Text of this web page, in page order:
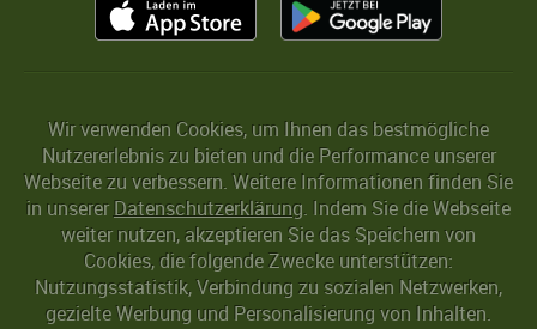
Wir verwenden Cookies, um Ihnen das bestmögliche
Nutzererlebnis zu bieten und die Performance unserer
Webseite zu verbessern. Weitere Informationen finden Sie
in unserer Datenschutzerklärung. Indem Sie die Webseite
weiter nutzen, akzeptieren Sie das Speichern von
Cookies, die folgende Zwecke unterstützen:
Nutzungsstatistik, Verbindung zu sozialen Netzwerken,
gezielte Werbung und Personalisierung von Inhalten.